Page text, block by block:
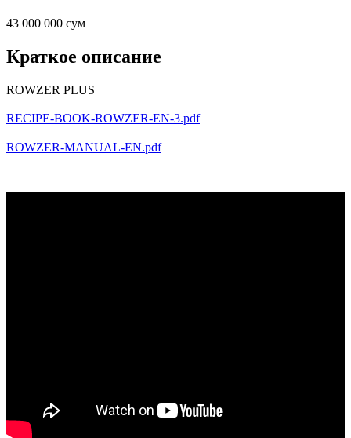
43 000 000 сум
Краткое описание
ROWZER PLUS
RECIPE-BOOK-ROWZER-EN-3.pdf
ROWZER-MANUAL-EN.pdf